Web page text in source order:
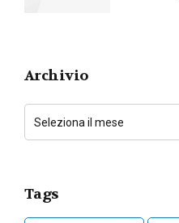
Archivio
Tags